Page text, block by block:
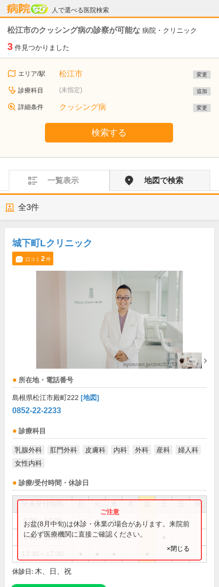
人で選べる医院検索
病院なび
松江市のクッシング病の診察が可能な 病院・クリニック
3 件見つかりました
エリア/駅 松江市 変更
診療科目 (未指定) 追加
詳細条件 クッシング病 変更
検索する
一覧表示 地図で検索
全3件
城下町Lクリニック
口コミ 2件
所在地・電話番号
島根県松江市殿町222 [地図]
0852-22-2233
診療科目
乳腺外科 肛門外科 皮膚科 内科 外科 産科
婦人科
女性内科
診療/受付時間・休診日
祝
9:00～12:00 ● ● ● ●
9:00～16:30
お盆(8月中旬)は休診・休業の場合があります。来院前
に必ず医療機関に直接ご確認ください。
×閉じる
休診日: 木、日、祝